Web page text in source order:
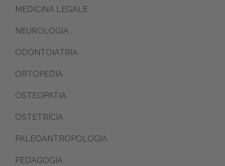
MEDICINA LEGALE
NEUROLOGIA
ODONTOIATRIA
ORTOPEDIA
OSTEOPATIA
OSTETRICIA
PALEOANTROPOLOGIA
PEDAGOGIA